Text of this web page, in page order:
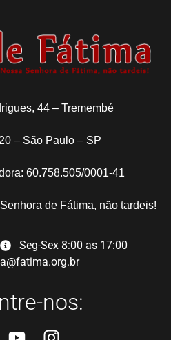
44 – Tremembé
– São Paulo – SP
60.758.505/0001-41
de Fátima, não tardeis!
Seg-Sex 8:00 as 17:00
nos: